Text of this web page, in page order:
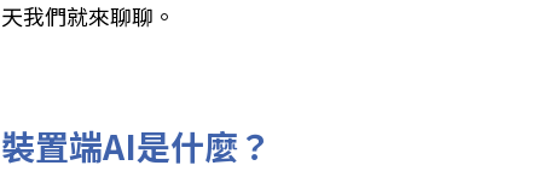
天我們就來聊聊。
裝置端AI是什麼？